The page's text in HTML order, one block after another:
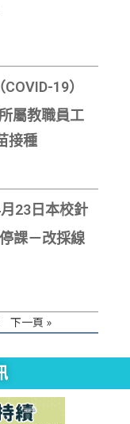
19）
屬教職員工
接種
23日本校針
課－改採線
下一頁 »